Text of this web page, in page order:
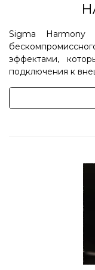
Sigma Harmony
эффектами,
подключения к